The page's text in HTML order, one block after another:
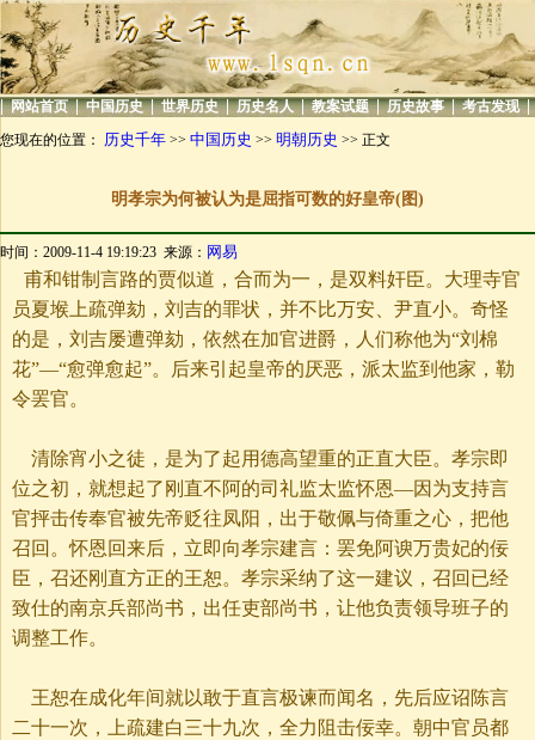
| 网站首页 | 中国历史 | 世界历史 | 历史名人 | 教案试题 | 历史故事 | 考古发现 |
您现在的位置： 历史千年 >> 中国历史 >> 明朝历史 >> 正文
明孝宗为何被认为是屈指可数的好皇帝(图)
时间：2009-11-4 19:19:23 来源： 网易
甫和钳制言路的贾似道，合而为一，是双料奸臣。大理寺官
员夏堠上疏弹劾，刘吉的罪状，并不比万安、尹直小。奇怪
的是，刘吉屡遭弹劾，依然在加官进爵，人们称他为“刘棉
花”—“愈弹愈起”。后来引起皇帝的厌恶，派太监到他家，勒
令罢官。
清除宵小之徒，是为了起用德高望重的正直大臣。孝宗即
位之初，就想起了刚直不阿的司礼监太监怀恩—因为支持言
官抨击传奉官被先帝贬往凤阳，出于敬佩与倚重之心，把他
召回。怀恩回来后，立即向孝宗建言：罢免阿谀万贵妃的佞
臣，召还刚直方正的王恕。孝宗采纳了这一建议，召回已经
致仕的南京兵部尚书，出任吏部尚书，让他负责领导班子的
调整工作。
王恕在成化年间就以敢于直言极谏而闻名，先后应诏陈言
二十一次，上疏建白三十九次，全力阻击佞幸。朝中官员都